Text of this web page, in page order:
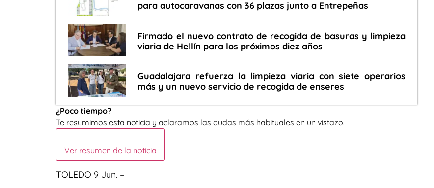
para autocaravanas con 36 plazas junto a Entrepeñas
Firmado el nuevo contrato de recogida de basuras y limpieza
viaria de Hellín para los próximos diez años
Guadalajara refuerza la limpieza viaria con siete operarios
más y un nuevo servicio de recogida de enseres
¿Poco tiempo?
Te resumimos esta noticia y aclaramos las dudas más habituales en un vistazo.
Ver resumen de la noticia
TOLEDO 9 Jun. –